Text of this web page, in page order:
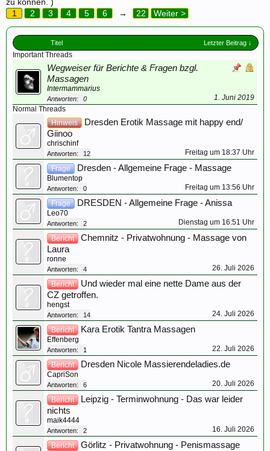
zu können. )
1
2 3 4 5 6 → 22 Weiter >
Titel Letzter Beitrag ↓
Important Threads
Wegweiser für Berichte & Fragen bzgl.
Massagen
Intermammarius
Antworten: 0
1. Juni 2019
Normal Threads
Hinweis
Dresden Erotik Massage mit happy end/
Giinoo
chrischinf
Antworten: 12 Freitag um 18:37 Uhr
Frage Dresden - Allgemeine Frage - Massage
Blumentop
Antworten: 0 Freitag um 13:56 Uhr
Frage DRESDEN - Allgemeine Frage - Anissa
Leo70
Antworten: 2 Dienstag um 16:51 Uhr
Bericht
Chemnitz - Privatwohnung - Massage von
Laura
ronne
Antworten: 4 26. Juli 2026
Bericht
Und wieder mal eine nette Dame aus der
CZ getroffen.
hengst
Antworten: 14 24. Juli 2026
Bericht Kara Erotik Tantra Massagen
Effenberg
Antworten: 1 22. Juli 2026
Bericht Dresden Nicole Massierendeladies.de
CapriSon
Antworten: 6 20. Juli 2026
Bericht
Leipzig - Terminwohnung - Das war leider
nichts
maik4444
Antworten: 2 16. Juli 2026
Bericht
Görlitz - Privatwohnung - Penismassage